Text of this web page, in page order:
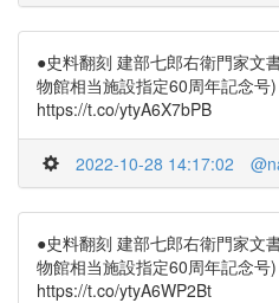
●史料翻刻 建部七郎右衛門家文
物館相当施設指定60周年記念号)
https://t.co/ytyA6X7bPB
2022-10-28 14:17:02
●史料翻刻 建部七郎右衛門家文
物館相当施設指定60周年記念号)
https://t.co/ytyA6WP2Bt